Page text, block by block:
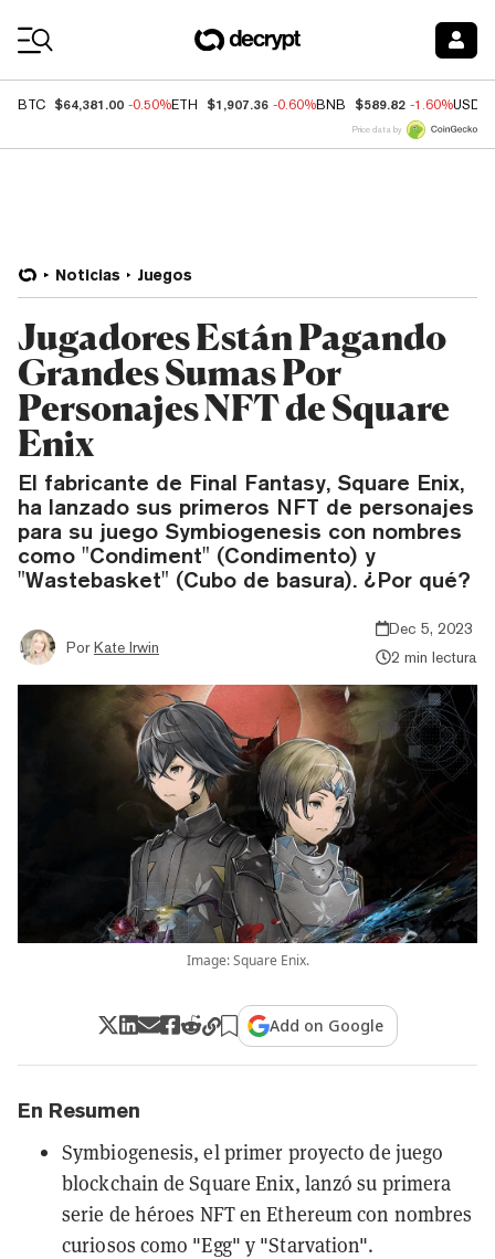
BTC $64,381.00 -0.50%ETH $1,907.36 -0.60%BNB $589.82 -1.60%USDC
Price data by
Noticias Juegos
Jugadores Están Pagando
Grandes Sumas Por
Personajes NFT de Square
Enix
El fabricante de Final Fantasy, Square Enix,
ha lanzado sus primeros NFT de personajes
para su juego Symbiogenesis con nombres
como "Condiment" (Condimento) y
"Wastebasket" (Cubo de basura). ¿Por qué?
Por Kate Irwin
Dec 5, 2023
2 min lectura
Image: Square Enix.
Add on Google
En Resumen
Symbiogenesis, el primer proyecto de juego
blockchain de Square Enix, lanzó su primera
serie de héroes NFT en Ethereum con nombres
curiosos como "Egg" y "Starvation".